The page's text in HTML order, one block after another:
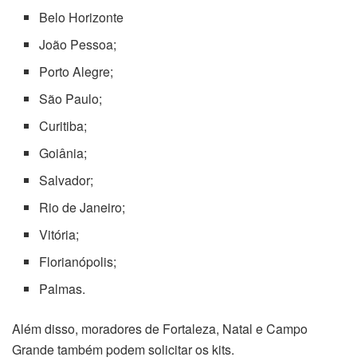
Belo Horizonte
João Pessoa;
Porto Alegre;
São Paulo;
Curitiba;
Goiânia;
Salvador;
Rio de Janeiro;
Vitória;
Florianópolis;
Palmas.
Além disso, moradores de Fortaleza, Natal e Campo
Grande também podem solicitar os kits.